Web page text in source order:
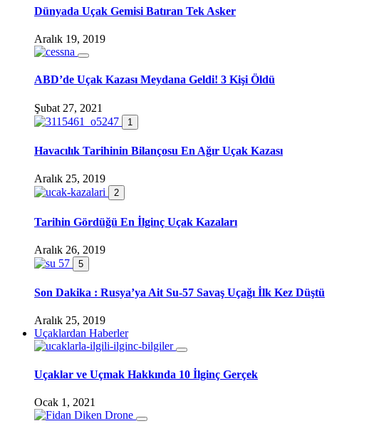
Dünyada Uçak Gemisi Batıran Tek Asker
Aralık 19, 2019
ABD’de Uçak Kazası Meydana Geldi! 3 Kişi Öldü
Şubat 27, 2021
1
Havacılık Tarihinin Bilançosu En Ağır Uçak Kazası
Aralık 25, 2019
2
Tarihin Gördüğü En İlginç Uçak Kazaları
Aralık 26, 2019
5
Son Dakika : Rusya’ya Ait Su-57 Savaş Uçağı İlk Kez Düştü
Aralık 25, 2019
Uçaklardan Haberler
Uçaklar ve Uçmak Hakkında 10 İlginç Gerçek
Ocak 1, 2021